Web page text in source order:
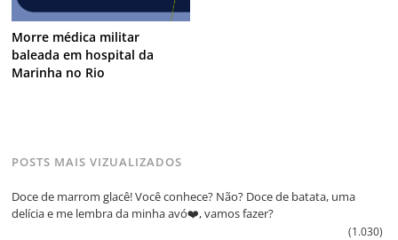
Morre médica militar
baleada em hospital da
Marinha no Rio
POSTS MAIS VIZUALIZADOS
Doce de marrom glacê! Você conhece? Não? Doce de batata, uma
delícia e me lembra da minha avó❤️, vamos fazer?
(1.030)